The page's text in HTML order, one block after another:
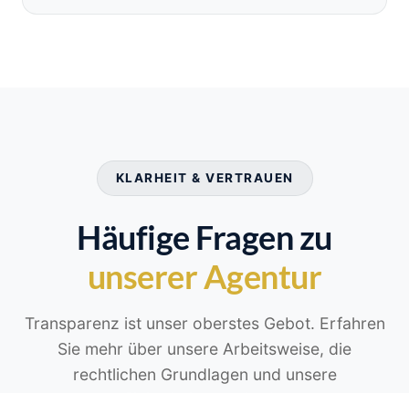
KLARHEIT & VERTRAUEN
Häufige Fragen zu
unserer Agentur
Transparenz ist unser oberstes Gebot. Erfahren
Sie mehr über unsere Arbeitsweise, die
rechtlichen Grundlagen und unsere